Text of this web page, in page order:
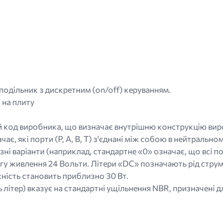
з дискретним (on/off) керуванням.
плиту
виробника, що визначає внутрішню конструкцію
які порти (P, A, B, T) з'єднані між собою в
варіанти (наприклад, стандартне «0» означає, що всі
живлення 24 Вольти. Літери «DC» позначають рід
становить приблизно 30 Вт.
вказує на стандартні ущільнення NBR,